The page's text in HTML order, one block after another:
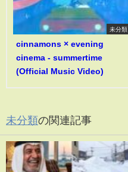
未分類
cinnamons × evening
cinema - summertime
(Official Music Video)
未分類の関連記事